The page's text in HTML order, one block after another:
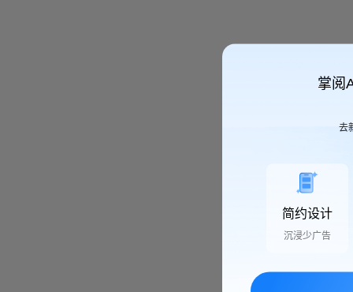
掌阅
去
简约设计
沉浸少广告